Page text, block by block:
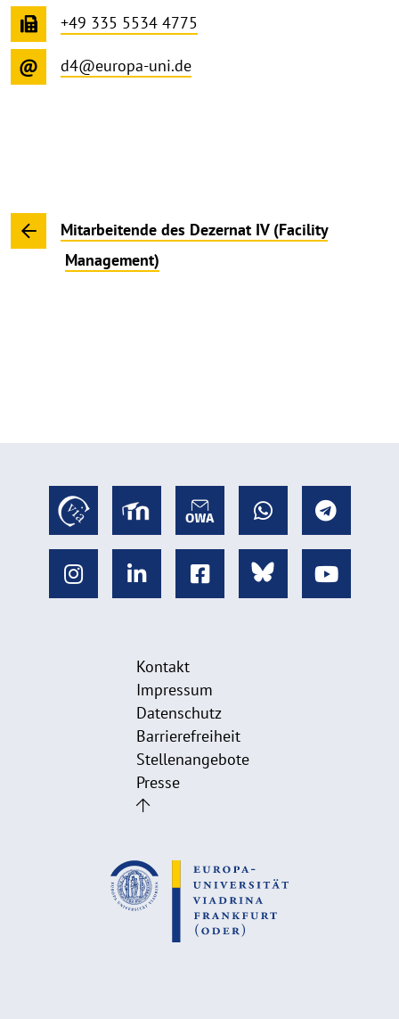
+49 335 5534 4775
d4@europa-uni.de
Mitarbeitende des Dezernat IV (Facility
Management)
Kontakt
Impressum
Datenschutz
Barrierefreiheit
Stellenangebote
Presse